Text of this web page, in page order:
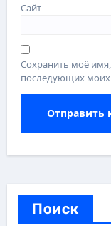
Сайт
Сохранить моё имя,
последующих
Поиск